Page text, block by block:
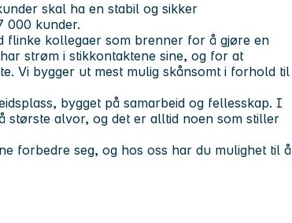
skal ha en stabil og sikker
000 kunder.
flinke kollegaer som brenner for å gjøre en
strøm i stikkontaktene sine, og for at
Vi bygger ut mest mulig skånsomt i forhold til
bygget på samarbeid og fellesskap. I
største alvor, og det er alltid noen som stiller
forbedre seg, og hos oss har du mulighet til å